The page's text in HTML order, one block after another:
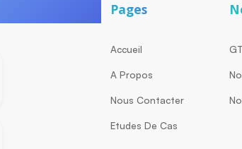
Pages
Accueil
A Propos
Nous Contacter
Etudes De Cas